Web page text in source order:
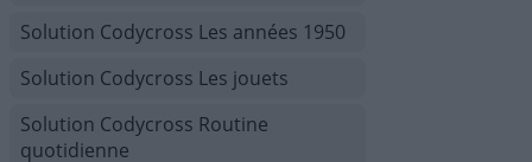
Solution Codycross Les années 1950
Solution Codycross Les jouets
Solution Codycross Routine
quotidienne